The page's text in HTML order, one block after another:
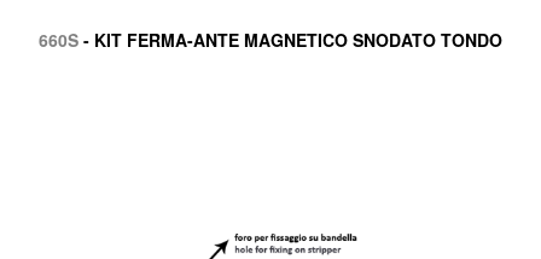
660S- KIT FERMA-ANTE MAGNETICO SNODATO TONDO